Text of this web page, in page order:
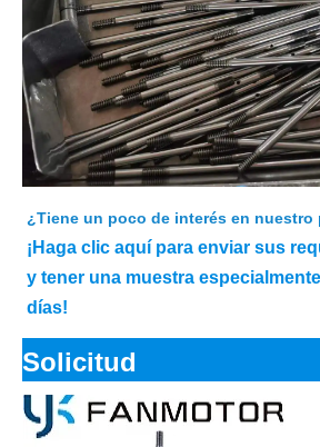
¿Tiene un poco de interés en nuestro
¡Haga clic aquí para enviar sus
y tener una muestra
días!
Solicitud